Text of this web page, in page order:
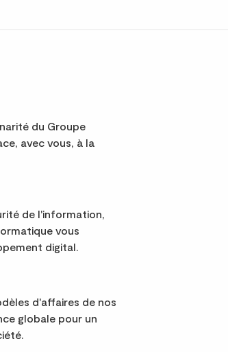
du Groupe
avec vous, à la
de l'information,
vous
digital.
d'affaires de nos
globale pour un